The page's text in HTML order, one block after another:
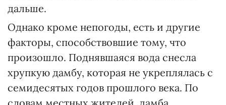
дальше.
Однако кроме непогоды, есть и другие
факторы, способствовшие тому, что
произошло. Поднявшаяся вода снесла
хрупкую дамбу, которая не укреплялась с
семидесятых годов прошлого века. По